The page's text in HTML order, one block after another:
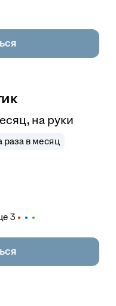
на руки
в месяц
3